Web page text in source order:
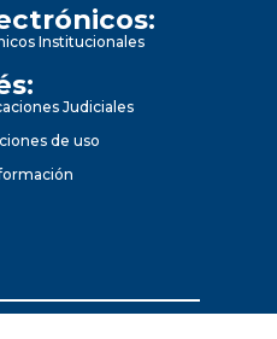
Institucionales
Judiciales
de uso